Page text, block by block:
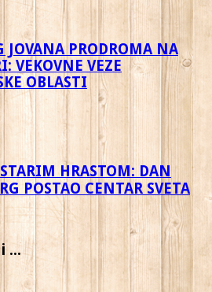
JOVANA PRODROMA NA
VEKOVNE VEZE
OBLASTI
HRASTOM: DAN
POSTAO CENTAR SVETA
...